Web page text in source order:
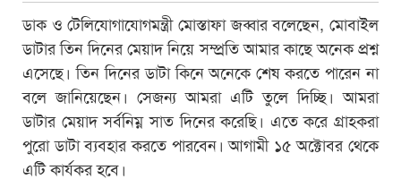
ডাক ও টেলিযোগাযোগমন্ত্রী মোস্তাফা জব্বার বলেছেন, মোবাইল
ডাটার তিন দিনের মেয়াদ নিয়ে সম্প্রতি আমার কাছে অনেক প্রশ্ন
এসেছে। তিন দিনের ডাটা কিনে অনেকে শেষ করতে পারেন না
বলে জানিয়েছেন। সেজন্য আমরা এটি তুলে দিচ্ছি। আমরা
ডাটার মেয়াদ সর্বনিম্ন সাত দিনের করেছি। এতে করে গ্রাহকরা
পুরো ডাটা ব্যবহার করতে পারবেন। আগামী ১৫ অক্টোবর থেকে
এটি কার্যকর হবে।